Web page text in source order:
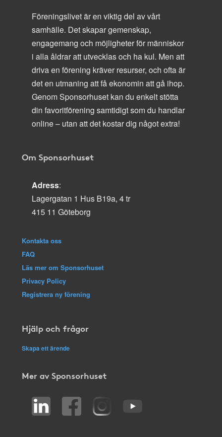
Föreningslivet är en viktig del av vårt
samhälle. Det skapar gemenskap,
engagemang och möjligheter för människor
i alla åldrar att utvecklas och ha kul. Men att
driva en förening kräver resurser, och ofta är
det en utmaning att få ekonomin att gå ihop.
Genom Sponsorhuset kan du enkelt stötta
din favoritförening samtidigt som du handlar
online – utan att det kostar dig något extra!
Om Sponsorhuset
Adress:
Lagergatan 1 Hus B19a, 4 tr
415 11 Göteborg
Kontakta oss
FAQ
Läs mer om Sponsorhuset
Privacy Policy
Registrera ny förening
Hjälp och frågor
Skapa ett ärende
Mer av Sponsorhuset